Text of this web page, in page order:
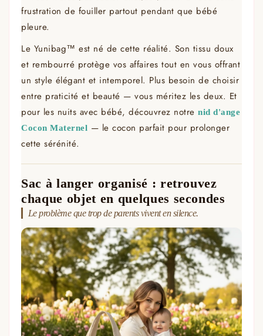
frustration de fouiller partout pendant que bébé
pleure.
Le Yunibag™ est né de cette réalité. Son tissu doux
et rembourré protège vos affaires tout en vous offrant
un style élégant et intemporel. Plus besoin de choisir
entre praticité et beauté — vous méritez les deux. Et
pour les nuits avec bébé, découvrez notre nid d'ange
Cocon Maternel — le cocon parfait pour prolonger
cette sérénité.
Sac à langer organisé : retrouvez
chaque objet en quelques secondes
Le problème que trop de parents vivent en silence.